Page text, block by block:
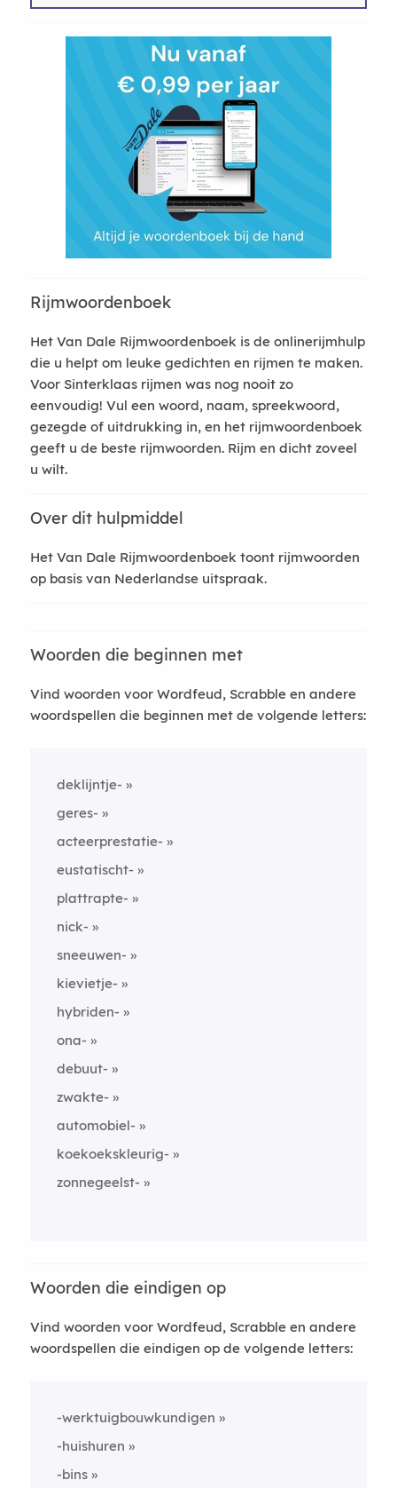
Rijmwoordenboek
Het Van Dale Rijmwoordenboek is de onlinerijmhulp
die u helpt om leuke gedichten en rijmen te maken.
Voor Sinterklaas rijmen was nog nooit zo
eenvoudig! Vul een woord, naam, spreekwoord,
gezegde of uitdrukking in, en het rijmwoordenboek
geeft u de beste rijmwoorden. Rijm en dicht zoveel
u wilt.
Over dit hulpmiddel
Het Van Dale Rijmwoordenboek toont rijmwoorden
op basis van Nederlandse uitspraak.
Woorden die beginnen met
Vind woorden voor Wordfeud, Scrabble en andere
woordspellen die beginnen met de volgende letters:
deklijntje-
geres-
acteerprestatie-
eustatischt-
plattrapte-
nick-
sneeuwen-
kievietje-
hybriden-
ona-
debuut-
zwakte-
automobiel-
koekoekskleurig-
zonnegeelst-
Woorden die eindigen op
Vind woorden voor Wordfeud, Scrabble en andere
woordspellen die eindigen op de volgende letters:
-werktuigbouwkundigen
-huishuren
-bins